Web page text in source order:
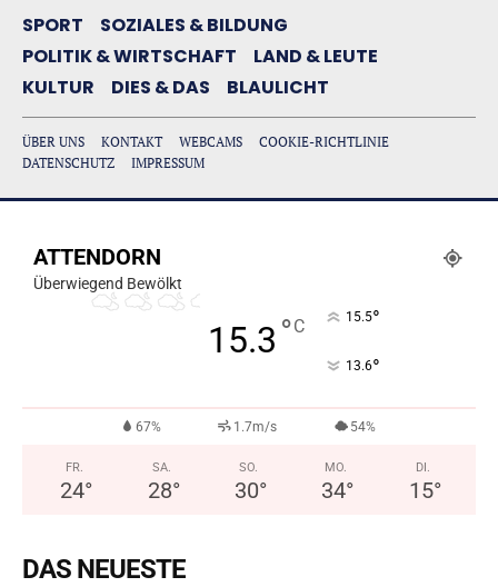
SPORT
SOZIALES & BILDUNG
POLITIK & WIRTSCHAFT
LAND & LEUTE
KULTUR
DIES & DAS BLAULICHT
ÜBER UNS KONTAKT WEBCAMS
COOKIE-RICHTLINIE
DATENSCHUTZ
IMPRESSUM
ATTENDORN
Überwiegend Bewölkt
15.3 °C 15.5°
13.6°
67% 1.7m/s 54%
FR.
24°
SA.
28°
SO.
30°
MO.
34°
DI.
15°
DAS NEUESTE